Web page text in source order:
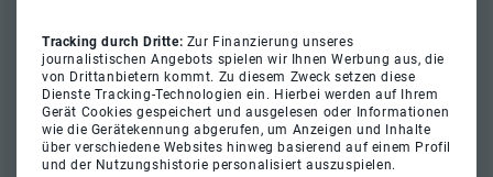
Tracking durch Dritte: Zur Finanzierung unseres
journalistischen Angebots spielen wir Ihnen Werbung aus, die
von Drittanbietern kommt. Zu diesem Zweck setzen diese
Dienste Tracking-Technologien ein. Hierbei werden auf Ihrem
Gerät Cookies gespeichert und ausgelesen oder Informationen
wie die Gerätekennung abgerufen, um Anzeigen und Inhalte
über verschiedene Websites hinweg basierend auf einem Profil
und der Nutzungshistorie personalisiert auszuspielen.